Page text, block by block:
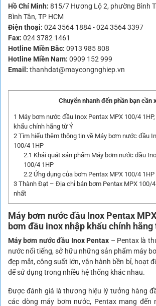
Hồ Chí Minh: 815/7 Hương Lộ 2, phường Bình
Bình Tân, TP HCM
Điện thoại: 024 3564 1884-024 3564 3397
Fax: 024 3782 1461
Hotline Miền Bắc: 0913 985 808
Hotline Miền Nam: 0909 152 999
Email: thanhdat@maycongnghiep.vn
Chuyển nhanh đến phần bạn cần
1 Máy bơm nước đầu Inox Pentax MPX 100/4
khẩu chính hãng từ Ý
2 Tìm hiểu thêm thông tin về Máy bơm nước đầu
100/4 1HP
2.1 Khái quát sản phẩm Máy bơm nước đầu
100/4 1HP
2.2Ứng dụng của bơm Pentax MPX 100/4 1HP
3 Thành Đạt – Địa chỉ bán bơm Pentax MPX 100/
nhất
Máy bơm nước đầu Inox Pentax
bơm đầu inox nhập khẩu chính hãng
Máy bơm nước đầu Inox Pentax – Pentax là
nước nổi tiếng, sở hữu những sản phẩm máy
đẹp mắt, công suất lớn, vận hành bền bỉ, hoạt
để sử dụng trong nhiều hệ thống khác nhau.
Được đánh giá là thương hiệu lý tưởng hàng
các dòng máy bơm nước, Pentax mang đến